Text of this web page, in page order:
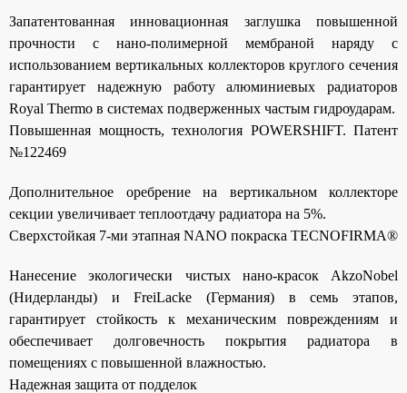
Запатентованная инновационная заглушка повышенной
прочности с нано-полимерной мембраной наряду с
использованием вертикальных коллекторов круглого сечения
гарантирует надежную работу алюминиевых радиаторов
Royal Thermo в системах подверженных частым гидроударам.
Повышенная мощность, технология POWERSHIFT. Патент
№122469
Дополнительное оребрение на вертикальном коллекторе
секции увеличивает теплоотдачу радиатора на 5%.
Сверхстойкая 7-ми этапная NANO покраска TECNOFIRMA®
Нанесение экологически чистых нано-красок AkzoNobel
(Нидерланды) и FreiLacke (Германия) в семь этапов,
гарантирует стойкость к механическим повреждениям и
обеспечивает долговечность покрытия радиатора в
помещениях с повышенной влажностью.
Надежная защита от подделок